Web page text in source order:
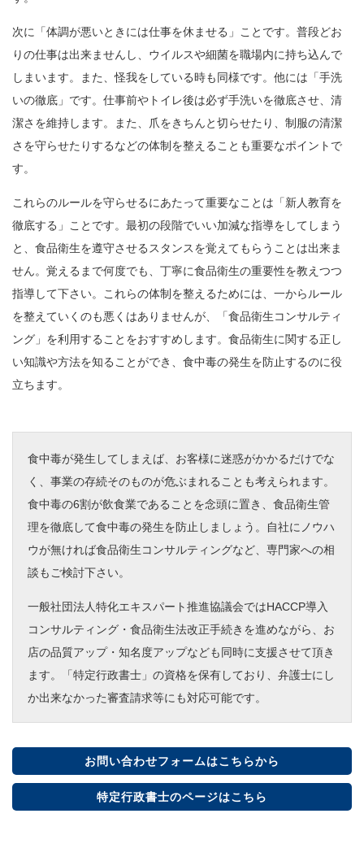
次に「体調が悪いときには仕事を休ませる」ことです。普段どお
りの仕事は出来ませんし、ウイルスや細菌を職場内に持ち込んで
しまいます。また、怪我をしている時も同様です。他には「手洗
いの徹底」です。仕事前やトイレ後は必ず手洗いを徹底させ、清
潔さを維持します。また、爪をきちんと切らせたり、制服の清潔
さを守らせたりするなどの体制を整えることも重要なポイントで
す。
これらのルールを守らせるにあたって重要なことは「新人教育を
徹底する」ことです。最初の段階でいい加減な指導をしてしまう
と、食品衛生を遵守させるスタンスを覚えてもらうことは出来ま
せん。覚えるまで何度でも、丁寧に食品衛生の重要性を教えつつ
指導して下さい。これらの体制を整えるためには、一からルール
を整えていくのも悪くはありませんが、「食品衛生コンサルティ
ング」を利用することをおすすめします。食品衛生に関する正し
い知識や方法を知ることができ、食中毒の発生を防止するのに役
立ちます。
食中毒が発生してしまえば、お客様に迷惑がかかるだけでな
く、事業の存続そのものが危ぶまれることも考えられます。
食中毒の6割が飲食業であることを念頭に置き、食品衛生管
理を徹底して食中毒の発生を防止しましょう。自社にノウハ
ウが無ければ食品衛生コンサルティングなど、専門家への相
談もご検討下さい。
一般社団法人特化エキスパート推進協議会ではHACCP導入
コンサルティング・食品衛生法改正手続きを進めながら、お
店の品質アップ・知名度アップなども同時に支援させて頂き
ます。「特定行政書士」の資格を保有しており、弁護士にし
か出来なかった審査請求等にも対応可能です。
お問い合わせフォームはこちらから
特定行政書士のページはこちら